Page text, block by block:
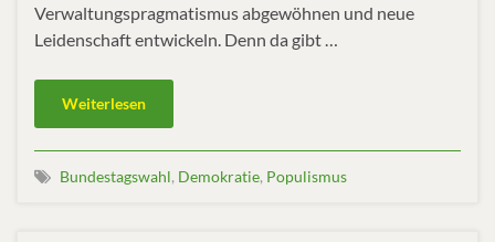
Verwaltungspragmatismus abgewöhnen und neue
Leidenschaft entwickeln. Denn da gibt …
Weiterlesen
Bundestagswahl, Demokratie, Populismus